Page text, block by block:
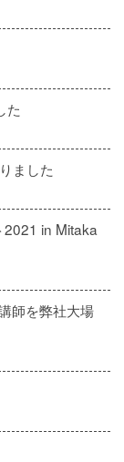
た
ました
2021 in Mitaka
師を弊社大場